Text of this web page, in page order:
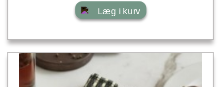
Læg i kurv